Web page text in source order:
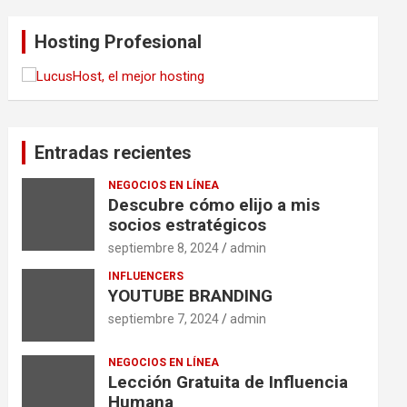
Hosting Profesional
Entradas recientes
NEGOCIOS EN LÍNEA
Descubre cómo elijo a mis
socios estratégicos
septiembre 8, 2024 admin
INFLUENCERS
YOUTUBE BRANDING
septiembre 7, 2024 admin
NEGOCIOS EN LÍNEA
Lección Gratuita de Influencia
Humana